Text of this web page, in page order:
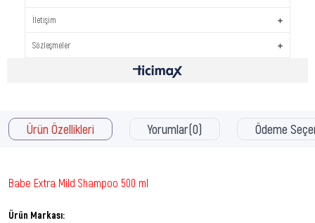
İletişim
Sözleşmeler
Ürün Özellikleri Yorumlar(0) Ödeme
Babe Extra Mild Shampoo 500 ml
Ürün Markası: